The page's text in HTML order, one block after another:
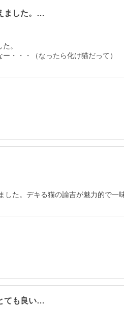
ました。…
。
・・・（なったら化け猫だって）
ても良い…